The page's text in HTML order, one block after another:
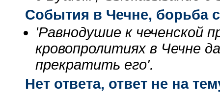
События в Чечне, борьба
'Равнодушие к чеченской
кровопролитиях в Чечне
прекратить его'.
Нет ответа, ответ не на